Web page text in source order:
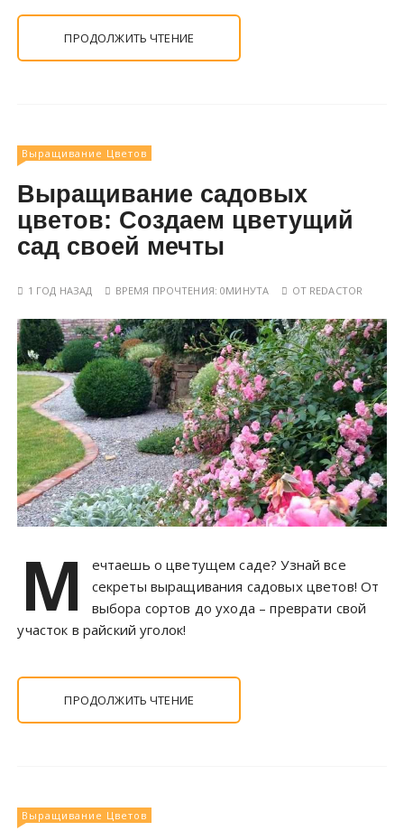
ПРОДОЛЖИТЬ ЧТЕНИЕ
Выращивание Цветов
Выращивание садовых
цветов: Создаем цветущий
сад своей мечты
1 ГОД НАЗАД ВРЕМЯ ПРОЧТЕНИЯ:0МИНУТА ОТ REDACTOR
М
ечтаешь о цветущем саде? Узнай все
секреты выращивания садовых цветов! От
выбора сортов до ухода – преврати свой
участок в райский уголок!
ПРОДОЛЖИТЬ ЧТЕНИЕ
Выращивание Цветов